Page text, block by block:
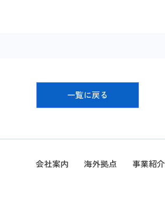
一覧に戻る
会社案内 海外拠点 事業紹介